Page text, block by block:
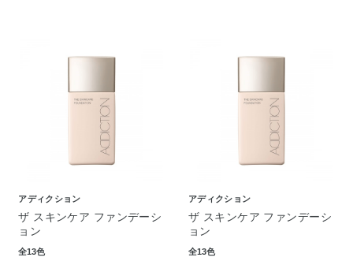
アディクション
ザ スキンケア ファンデーシ
ョン
全13色
アディクション
ザ スキンケア ファンデーシ
ョン
全13色